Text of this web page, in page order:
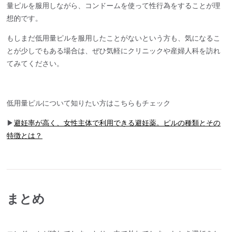
量ピルを服用しながら、コンドームを使って性行為をすることが理
想的です。
もしまだ低用量ピルを服用したことがないという方も、気になるこ
とが少しでもある場合は、ぜひ気軽にクリニックや産婦人科を訪れ
てみてください。
低用量ピルについて知りたい方はこちらもチェック
▶避妊率が高く、女性主体で利用できる避妊薬。ピルの種類とその
特徴とは？
まとめ